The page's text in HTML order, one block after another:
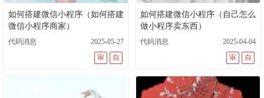
如何搭建微信小程序（如何搭建
微信小程序商家）
代码消息
2025-05-27
自
审
如何搭建微信小程序（自己怎么
做小程序卖东西）
代码消息
2025-04-04
自
审